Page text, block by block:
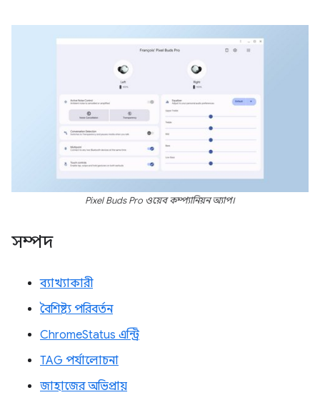
Pixel Buds Pro ওয়েব কম্প্যানিয়ন অ্যাপ।
সম্পদ
ব্যাখ্যাকারী
বৈশিষ্ট্য পরিবর্তন
ChromeStatus এন্ট্রি
TAG পর্যালোচনা
জাহাজের অভিপ্রায়